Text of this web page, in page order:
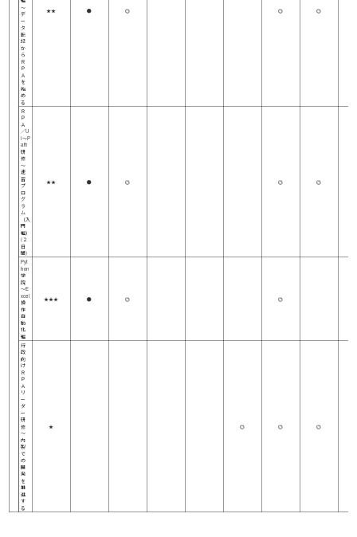
～
デ
ー
タ
転
記
か
ら
Ｒ
Ｐ
Ａ
を
始
め
る
★★ ● ◎ ◎ ◎
Ｒ
Ｐ
Ａ
／U
i～P
ath
研
修
～
速
習
プ
ロ
グ
ラ
ム
（入
門
編）
(２
日
間)
★★ ● ◎ ◎ ◎
Pyt
hon
学
院
～E
xcel
操
作
自
動
化
編
★★★ ● ◎ ◎
行
政
向
け
Ｒ
Ｐ
Ａ
リ
ー
ダ
ー
研
修
～
内
製
で
の
開
発
を
推
進
す
る
★ ◎ ◎ ◎